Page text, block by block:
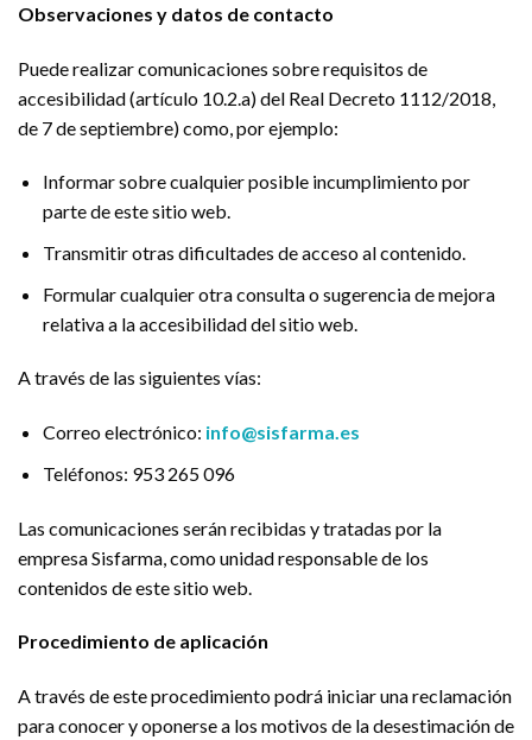
Observaciones y datos de contacto
Puede realizar comunicaciones sobre requisitos de
accesibilidad (artículo 10.2.a) del Real Decreto 1112/2018,
de 7 de septiembre) como, por ejemplo:
Informar sobre cualquier posible incumplimiento por
parte de este sitio web.
Transmitir otras dificultades de acceso al contenido.
Formular cualquier otra consulta o sugerencia de mejora
relativa a la accesibilidad del sitio web.
A través de las siguientes vías:
Correo electrónico: info@sisfarma.es
Teléfonos: 953 265 096
Las comunicaciones serán recibidas y tratadas por la
empresa Sisfarma, como unidad responsable de los
contenidos de este sitio web.
Procedimiento de aplicación
A través de este procedimiento podrá iniciar una reclamación
para conocer y oponerse a los motivos de la desestimación de